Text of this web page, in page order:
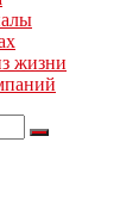
жизни